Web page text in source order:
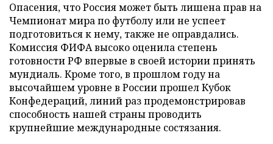
Опасения, что Россия может быть лишена прав на
Чемпионат мира по футболу или не успеет
подготовиться к нему, также не оправдались.
Комиссия ФИФА высоко оценила степень
готовности РФ впервые в своей истории принять
мундиаль. Кроме того, в прошлом году на
высочайшем уровне в России прошел Кубок
Конфедераций, линий раз продемонстрировав
способность нашей страны проводить
крупнейшие международные состязания.